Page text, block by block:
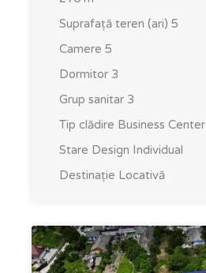
Suprafață teren (ari) 5
Camere 5
Dormitor 3
Grup sanitar 3
Tip clădire Business Center
Stare Design Individual
Destinație Locativă